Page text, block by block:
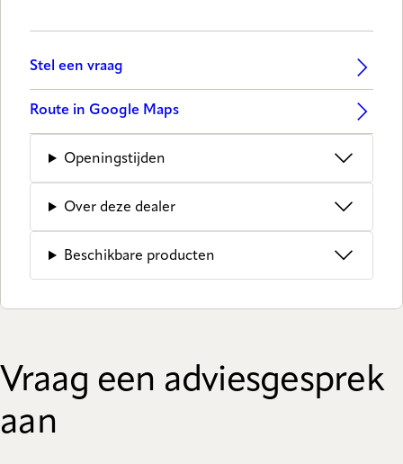
Stel een vraag
Route in Google Maps
Openingstijden
Over deze dealer
Beschikbare producten
Vraag een adviesgesprek
aan